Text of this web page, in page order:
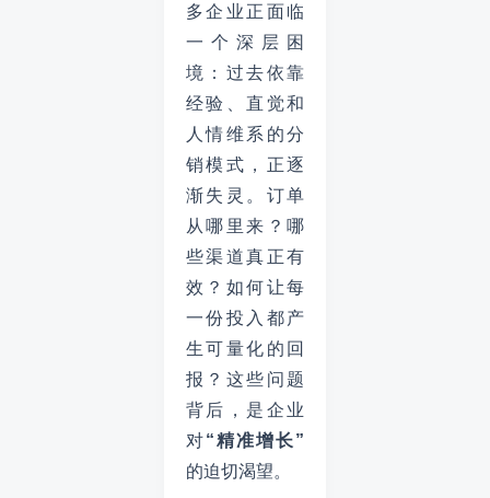
多企业正面临
一个深层困
境：过去依靠
经验、直觉和
人情维系的分
销模式，正逐
渐失灵。订单
从哪里来？哪
些渠道真正有
效？如何让每
一份投入都产
生可量化的回
报？这些问题
背后，是企业
对“精准增长”
的迫切渴望。